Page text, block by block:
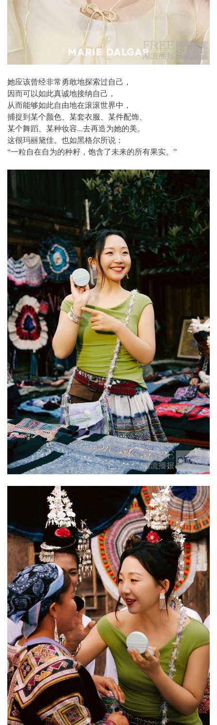
她应该曾经非常勇敢地探索过自己，
因而可以如此真诚地接纳自己，
从而能够如此自由地在滚滚世界中，
捕捉到某个颜色、某套衣服、某件配饰、
某个舞蹈、某种妆容...去再造为她的美。
这很玛丽黛佳。也如黑格尔所说：
“一粒自在自为的种籽，饱含了未来的所有果实。”